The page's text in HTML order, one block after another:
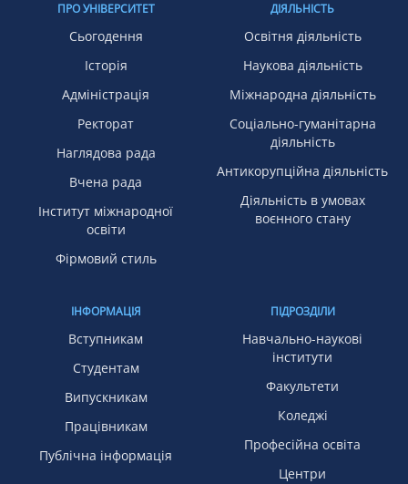
ПРО УНІВЕРСИТЕТ
Сьогодення
Історія
Адміністрація
Ректорат
Наглядова рада
Вчена рада
Інститут міжнародної
освіти
Фірмовий стиль
ДІЯЛЬНІСТЬ
Освітня діяльність
Наукова діяльність
Міжнародна діяльність
Соціально-гуманітарна
діяльність
Антикорупційна діяльність
Діяльність в умовах
воєнного стану
ІНФОРМАЦІЯ
Вступникам
Студентам
Випускникам
Працівникам
Публічна інформація
ПІДРОЗДІЛИ
Навчально-наукові
інститути
Факультети
Коледжі
Професійна освіта
Центри